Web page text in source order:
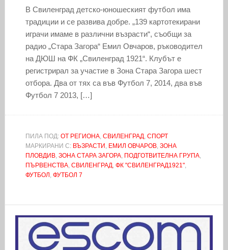
В Свиленград детско-юношеският футбол има
традиции и се развива добре. „139 картотекирани
играчи имаме в различни възрасти“, съобщи за
радио „Стара Загора“ Емил Овчаров, ръководител
на ДЮШ на ФК „Свиленград 1921“. Клубът е
регистрирал за участие в Зона Стара Загора шест
отбора. Два от тях са във Футбол 7, 2014, два във
Футбол 7 2013, […]
ПИЛА ПОД: ОТ РЕГИОНА, СВИЛЕНГРАД, СПОРТ
МАРКИРАНИ С: ВЪЗРАСТИ , ЕМИЛ ОВЧАРОВ, ЗОНА
ПЛОВДИВ, ЗОНА СТАРА ЗАГОРА, ПОДГОТВИТЕЛНА ГРУПА,
ПЪРВЕНСТВА, СВИЛЕНГРАД, ФК "СВИЛЕНГРАД1921",
ФУТБОЛ , ФУТБОЛ 7